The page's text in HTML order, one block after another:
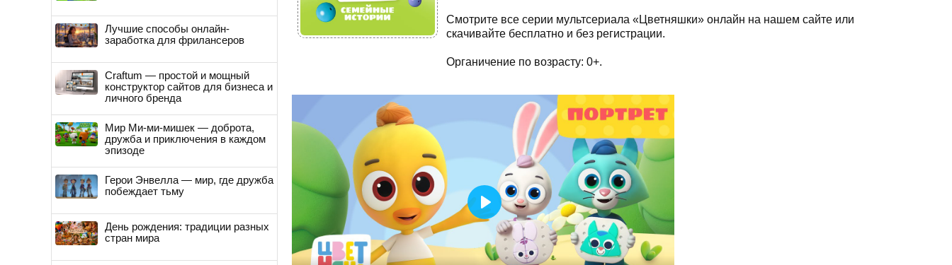
Смотрите все серии мультсериала «Цветняшки» онлайн на нашем сайте или
скачивайте бесплатно и без регистрации.
Органичение по возрасту: 0+.
Play
Лучшие способы онлайн-
заработка для фрилансеров
Craftum — простой и мощный
конструктор сайтов для бизнеса и
личного бренда
Мир Ми-ми-мишек — доброта,
дружба и приключения в каждом
эпизоде
Герои Энвелла — мир, где дружба
побеждает тьму
День рождения: традиции разных
стран мира